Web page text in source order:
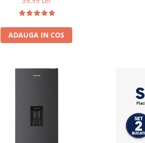
ADAUGA IN COS